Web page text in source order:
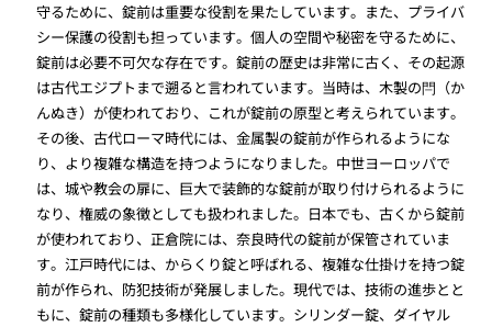
守るために、錠前は重要な役割を果たしています。また、プライバ
シー保護の役割も担っています。個人の空間や秘密を守るために、
錠前は必要不可欠な存在です。錠前の歴史は非常に古く、その起源
は古代エジプトまで遡ると言われています。当時は、木製の閂（か
んぬき）が使われており、これが錠前の原型と考えられています。
その後、古代ローマ時代には、金属製の錠前が作られるようにな
り、より複雑な構造を持つようになりました。中世ヨーロッパで
は、城や教会の扉に、巨大で装飾的な錠前が取り付けられるように
なり、権威の象徴としても扱われました。日本でも、古くから錠前
が使われており、正倉院には、奈良時代の錠前が保管されていま
す。江戸時代には、からくり錠と呼ばれる、複雑な仕掛けを持つ錠
前が作られ、防犯技術が発展しました。現代では、技術の進歩とと
もに、錠前の種類も多様化しています。シリンダー錠、ダイヤル